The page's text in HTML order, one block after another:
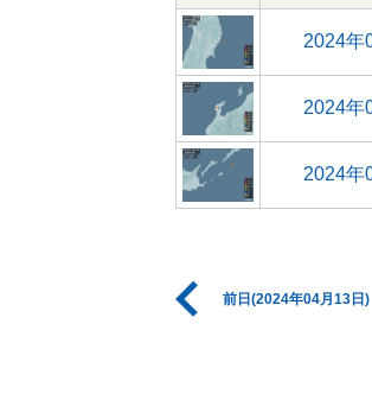
2024年
2024年
2024年
前日(2024年04月13日)